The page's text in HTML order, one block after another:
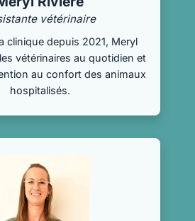
vétérinaire
clinique depuis 2021, Meryl
vétérinaires au quotidien et
au confort des animaux
hospitalisés.